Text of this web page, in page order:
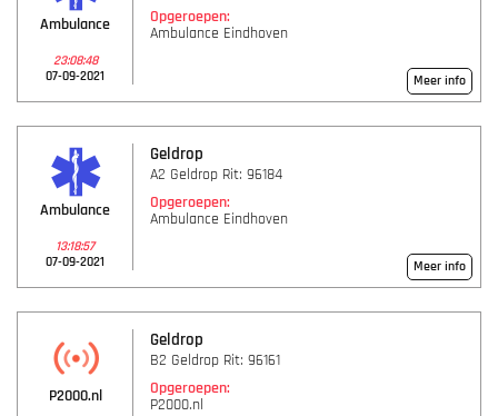
Ambulance
23:08:48
07-09-2021
Opgeroepen:
Ambulance Eindhoven
Meer info
Ambulance
13:18:57
07-09-2021
Geldrop
A2 Geldrop Rit: 96184
Opgeroepen:
Ambulance Eindhoven
Meer info
P2000.nl
Geldrop
B2 Geldrop Rit: 96161
Opgeroepen:
P2000.nl